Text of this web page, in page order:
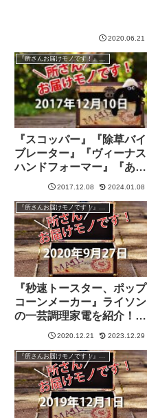
2020.06.21
『所さんお届けモノです！』過去の紹介品
『スコッパー』『除草バイ
ブレーター』『ヴィーナス
ハンドフォーマー』『あに
はからんや』【所さんお届
2017.12.08 2024.01.08
『所さんお届けモノです！』過去の紹介品
『秒速トースター、ポップ
コーンメーカー』ライソン
の一芸調理家電を紹介！
【所さんお届けモノで
2020.12.21 2023.12.29
『所さんお届けモノです！』過去の紹介品